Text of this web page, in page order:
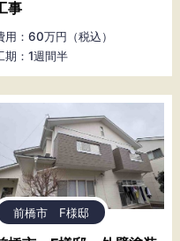
事
用：60万円（税込）
期：1週間半
前橋市 F様邸